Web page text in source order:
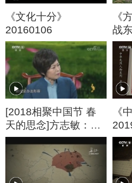
《文化十分》
20160106
《
战
[2018相聚中国节 春
天的思念]方志敏：
《可爱的中国》
《
人